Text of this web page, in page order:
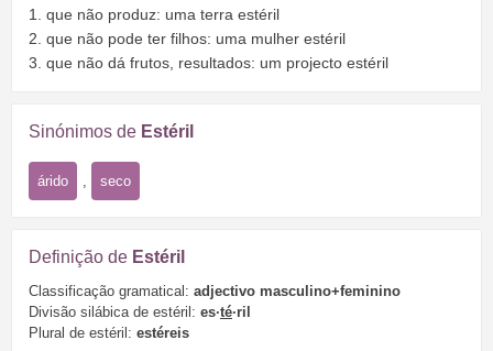
1. que não produz: uma terra estéril
2. que não pode ter filhos: uma mulher estéril
3. que não dá frutos, resultados: um projecto estéril
Sinónimos de Estéril
árido seco
Definição de Estéril
Classificação gramatical: adjectivo masculino+feminino
Divisão silábica de estéril: es·té·ril
Plural de estéril: estéreis